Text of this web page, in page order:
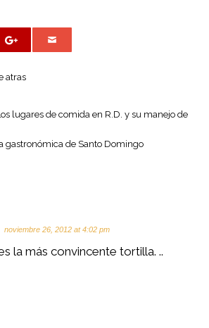
atras
lugares de comida en R.D. y su manejo de
gastronómica de Santo Domingo
noviembre 26, 2012 at 4:02 pm
la más convincente tortilla. ..